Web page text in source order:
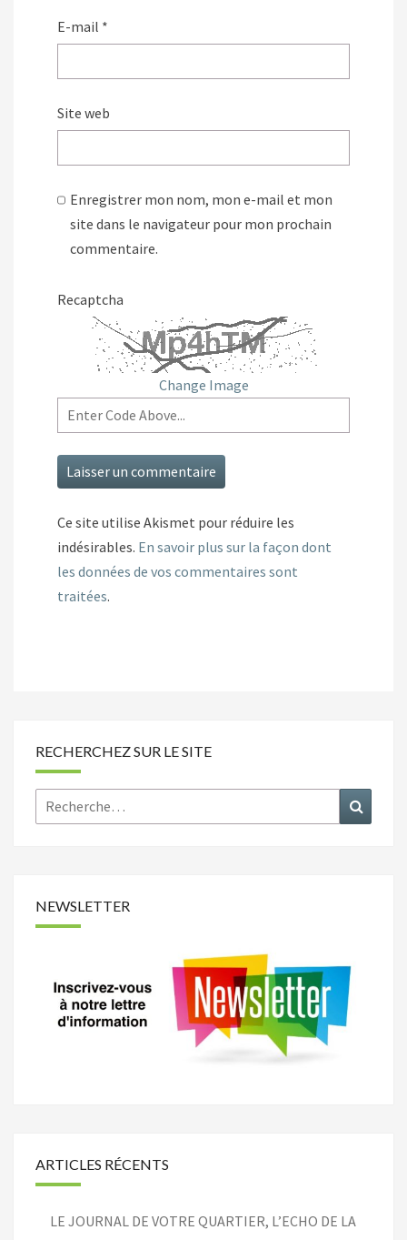
E-mail *
Site web
Enregistrer mon nom, mon e-mail et mon
site dans le navigateur pour mon prochain
commentaire.
Recaptcha
Change Image
Ce site utilise Akismet pour réduire les
indésirables. En savoir plus sur la façon dont
les données de vos commentaires sont
traitées.
RECHERCHEZ SUR LE SITE
Rechercher :
NEWSLETTER
ARTICLES RÉCENTS
LE JOURNAL DE VOTRE QUARTIER, L’ECHO DE LA